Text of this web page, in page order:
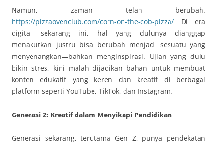
Namun, zaman telah berubah.
https://pizzaovenclub.com/corn-on-the-cob-pizza/ Di era
digital sekarang ini, hal yang dulunya dianggap
menakutkan justru bisa berubah menjadi sesuatu yang
menyenangkan—bahkan menginspirasi. Ujian yang dulu
bikin stres, kini malah dijadikan bahan untuk membuat
konten edukatif yang keren dan kreatif di berbagai
platform seperti YouTube, TikTok, dan Instagram.
Generasi Z: Kreatif dalam Menyikapi Pendidikan
Generasi sekarang, terutama Gen Z, punya pendekatan